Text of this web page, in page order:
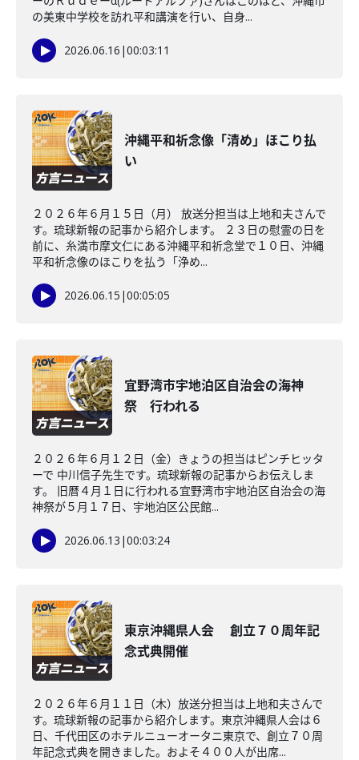
の美東中学校を訪れ平和講演を行い、自身...
2026.06.16 |00:03:11
沖縄平和祈念像「清め」ほこり払
い
２０２６年６月１５日（月） 放送分担当は上地和夫さんで
す。琉球新報の記事から紹介します。 ２３日の慰霊の日を
前に、糸満市摩文仁にある沖縄平和祈念堂で１０日、沖縄
平和祈念像のほこりを払う「浄め...
2026.06.15 |00:05:05
宜野湾市宇地泊区自治会の海神
祭 行われる
２０２６年６月１２日（金）きょうの担当はピンチヒッタ
ーで 中川信子先生です。琉球新報の記事からお伝えしま
す。 旧暦４月１日に行われる宜野湾市宇地泊区自治会の海
神祭が５月１７日、宇地泊区公民館...
2026.06.13 |00:03:24
東京沖縄県人会 創立７０周年記
念式典開催
２０２６年６月１１日（木）放送分担当は上地和夫さんで
す。琉球新報の記事から紹介します。東京沖縄県人会は６
日、千代田区のホテルニューオータニ東京で、創立７０周
年記念式典を開きました。およそ４００人が出席...